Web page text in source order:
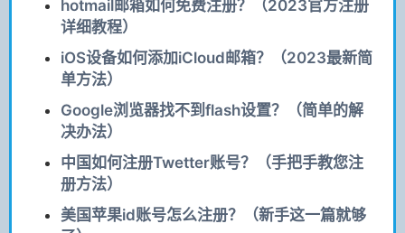
hotmail邮箱如何免费注册？（2023官方注册
详细教程）
iOS设备如何添加iCloud邮箱？（2023最新简
单方法）
Google浏览器找不到flash设置？（简单的解
决办法）
中国如何注册Twetter账号？（手把手教您注
册方法）
美国苹果id账号怎么注册？（新手这一篇就够